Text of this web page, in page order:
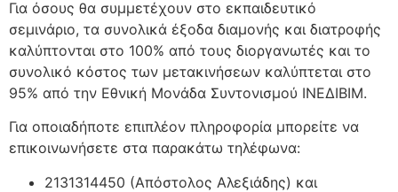
Για όσους θα συμμετέχουν στο εκπαιδευτικό
σεμινάριο, τα συνολικά έξοδα διαμονής και διατροφής
καλύπτονται στο 100% από τους διοργανωτές και το
συνολικό κόστος των μετακινήσεων καλύπτεται στο
95% από την Εθνική Μονάδα Συντονισμού ΙΝΕΔΙΒΙΜ.
Για οποιαδήποτε επιπλέον πληροφορία μπορείτε να
επικοινωνήσετε στα παρακάτω τηλέφωνα:
2131314450 (Απόστολος Αλεξιάδης) και